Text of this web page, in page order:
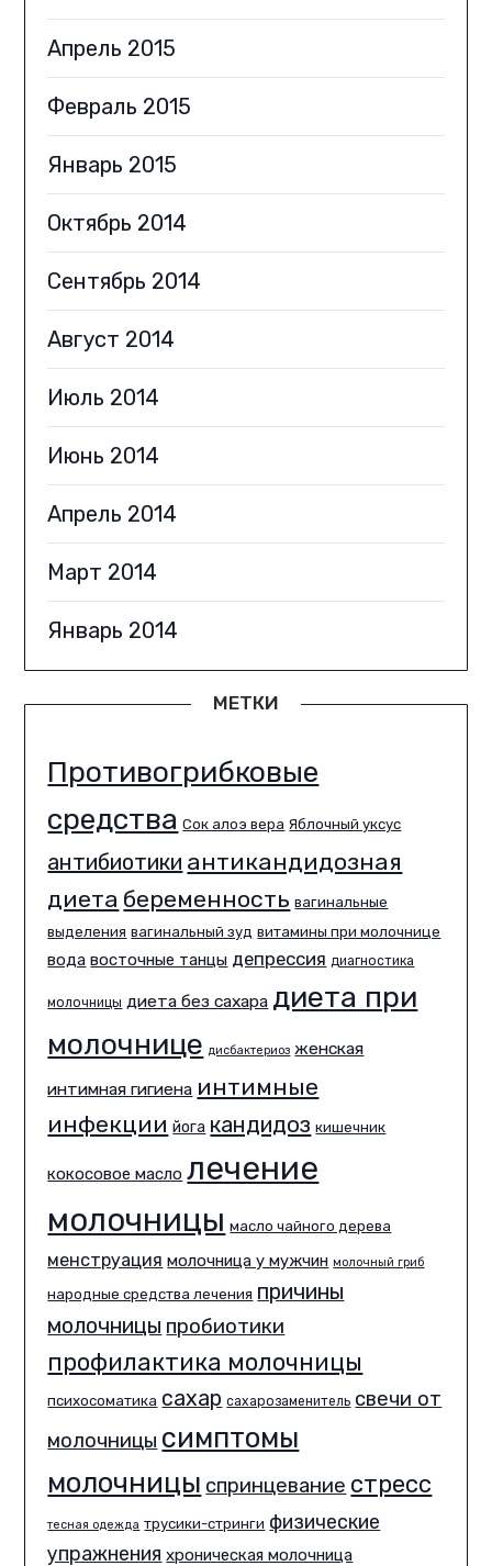
Апрель 2015
Февраль 2015
Январь 2015
Октябрь 2014
Сентябрь 2014
Август 2014
Июль 2014
Июнь 2014
Апрель 2014
Март 2014
Январь 2014
МЕТКИ
Противогрибковые
средства Сок алоэ вера Яблочный уксус
антибиотики антикандидозная
диета беременность вагинальные
выделения вагинальный зуд витамины при молочнице
вода восточные танцы депрессия диагностика
молочницы диета без сахара диета при
молочнице дисбактериоз женская
интимная гигиена интимные
инфекции йога кандидоз кишечник
кокосовое масло лечение
молочницы масло чайного дерева
менструация молочница у мужчин молочный гриб
народные средства лечения причины
молочницы пробиотики
профилактика молочницы
психосоматика сахар сахарозаменитель свечи от
молочницы симптомы
молочницы спринцевание стресс
тесная одежда трусики-стринги физические
упражнения хроническая молочница